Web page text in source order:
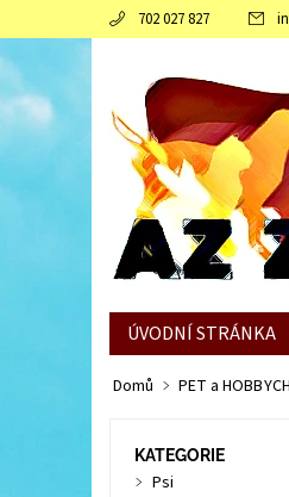
702 027 827
ÚVODNÍ STRÁNKA
JAK SLEPICÍM
Domů PET a
KATEGORIE
Psi